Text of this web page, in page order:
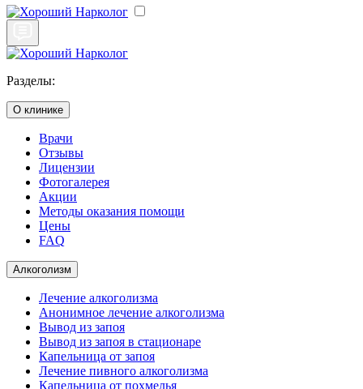
Разделы:
О клинике
Врачи
Отзывы
Лицензии
Фотогалерея
Акции
Методы оказания помощи
Цены
FAQ
Алкоголизм
Лечение алкоголизма
Анонимное лечение алкоголизма
Вывод из запоя
Вывод из запоя в стационаре
Капельница от запоя
Лечение пивного алкоголизма
Капельница от похмелья